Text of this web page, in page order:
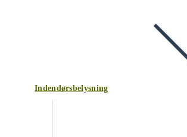
Indendørsbelysning